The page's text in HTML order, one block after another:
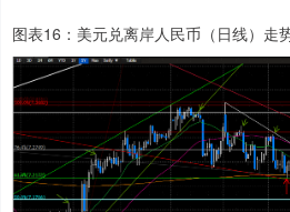
图表16：美元兑离岸人民币（日线）走